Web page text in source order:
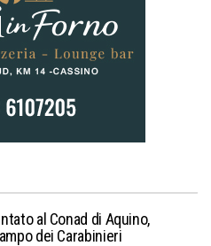
al Conad di Aquino,
dei Carabinieri